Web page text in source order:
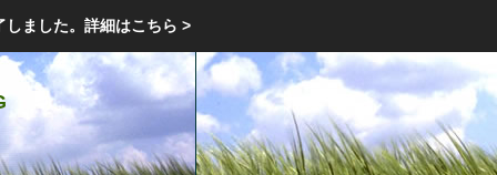
ました。 詳細はこちら >